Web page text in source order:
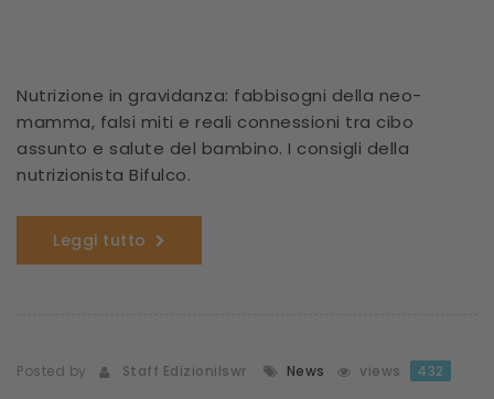
Nutrizione in gravidanza: fabbisogni della neo-
mamma, falsi miti e reali connessioni tra cibo
assunto e salute del bambino. I consigli della
nutrizionista Bifulco.
Leggi tutto
Posted by Staff Edizionilswr News views 432